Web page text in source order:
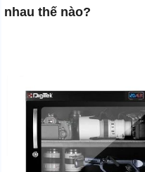
nhau thế nào?